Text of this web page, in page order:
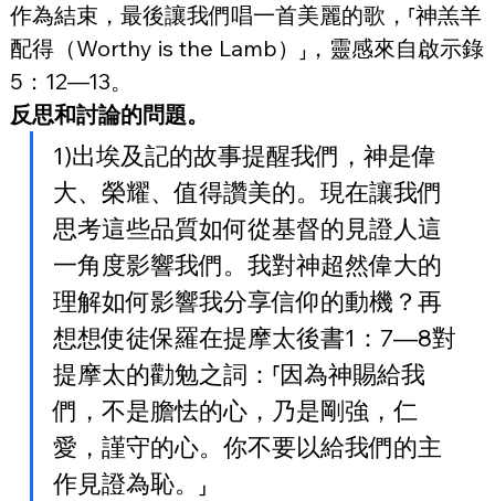
作為結束，最後讓我們唱一首美麗的歌，⸢神羔羊
配得（Worthy is the Lamb）⸥，靈感來自啟示錄
5：12—13。
反思和討論的問題。
1)出埃及記的故事提醒我們，神是偉
大、榮耀、值得讚美的。現在讓我們
思考這些品質如何從基督的見證人這
一角度影響我們。我對神超然偉大的
理解如何影響我分享信仰的動機？再
想想使徒保羅在提摩太後書1：7—8對
提摩太的勸勉之詞：⸢因為神賜給我
們，不是膽怯的心，乃是剛強，仁
愛，謹守的心。你不要以給我們的主
作見證為恥。⸥